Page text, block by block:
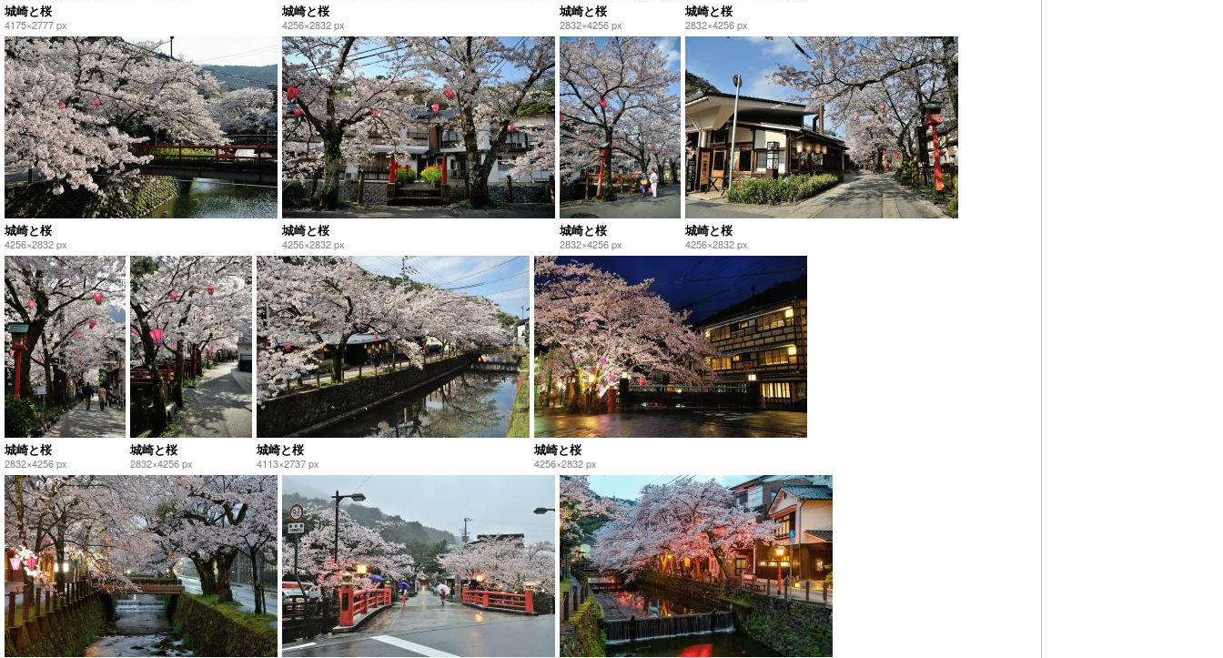
城崎と桜
4175×2777 px
城崎と桜
4256×2832 px
城崎と桜
2832×4256 px
城崎と桜
2832×4256 px
城崎と桜
4256×2832 px
城崎と桜
4256×2832 px
城崎と桜
2832×4256 px
城崎と桜
4256×2832 px
城崎と桜
2832×4256 px
城崎と桜
2832×4256 px
城崎と桜
4113×2737 px
城崎と桜
4256×2832 px